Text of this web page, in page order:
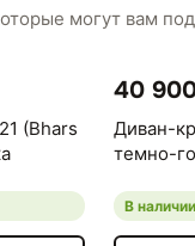
могут вам
(Bhars
40
Диван-
темно-
В наличии